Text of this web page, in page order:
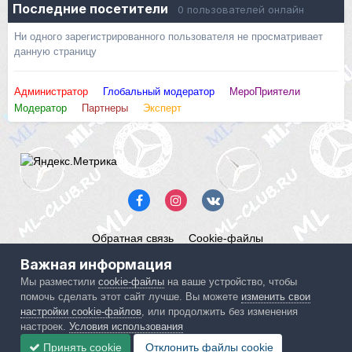
Последние посетители 0 пользователей онлайн
Ни одного зарегистрированного пользователя не просматривает
данную страницу
Администратор Глобальный модератор
МероПриятели
Модератор
Партнеры Эксперт
Обратная связь Cookie-файлы
Powered by Invision Community
Важная информация
Мы разместилиcookie-файлы на ваше устройство, чтобы
помочь сделать этот сайт лучше. Вы можете изменить свои
настройки cookie-файлов , или продолжить без изменения
настроек.Условия использования
Принять cookie Отклонить файлы сookie
IPS spam blocked by CleanTalk.